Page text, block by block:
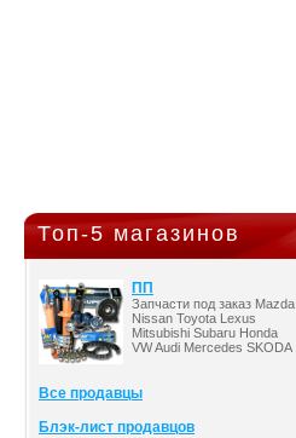
Топ-5 магазинов
ПП
Запчасти под заказ Mazda
Nissan Toyota Lexus
Mitsubishi Subaru Honda
VW Audi Mercedes SKODA
Все продавцы
Блэк-лист продавцов